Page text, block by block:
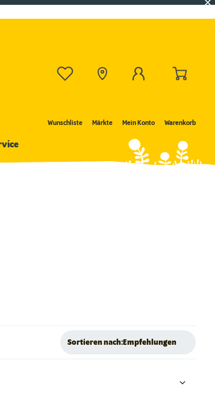
Wunschliste Märkte Mein Konto Warenkorb
Sortieren nach: Empfehlungen